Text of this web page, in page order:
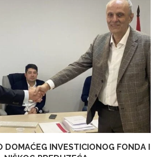
DOMAĆEG INVESTICIONOG FONDA I